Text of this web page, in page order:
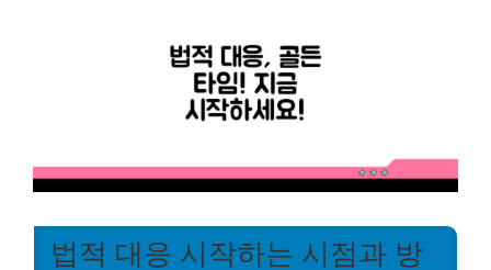
법적 대응 시작하는 시점과 방